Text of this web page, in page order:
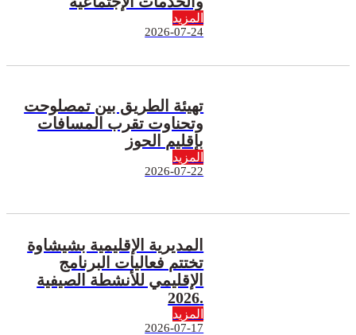
المزيد
2026-07-24
تهيئة الطريق بين تمصلوحت
وتحناوت تقرب المسافات
بإقليم الحوز
المزيد
2026-07-22
المديرية الإقليمية بشيشاوة
تختتم فعاليات البرنامج
الإقليمي للأنشطة الصيفية
2026.
المزيد
2026-07-17